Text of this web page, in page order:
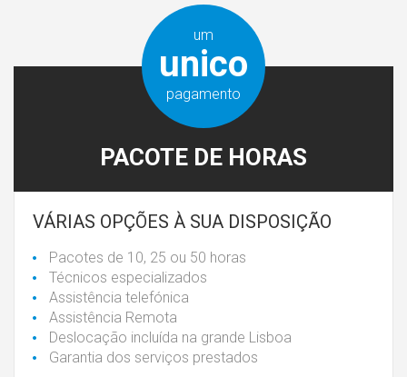
um
unico
pagamento
PACOTE DE HORAS
VÁRIAS OPÇÕES À SUA DISPOSIÇÃO
Pacotes de 10, 25 ou 50 horas
Técnicos especializados
Assistência telefónica
Assistência Remota
Deslocação incluída na grande Lisboa
Garantia dos serviços prestados